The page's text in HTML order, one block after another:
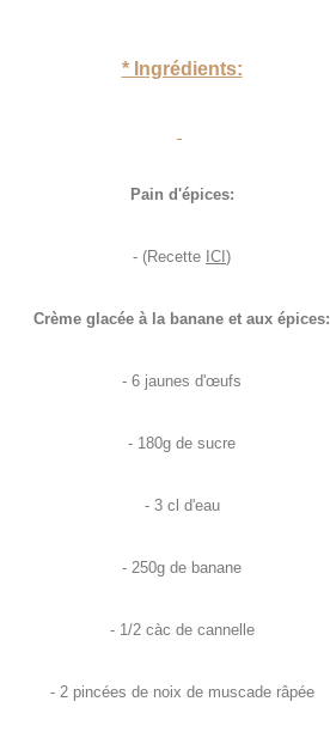
* Ingrédients:
Pain d'épices:
- (Recette ICI )
Crème glacée à la banane et aux épices:
- 6 jaunes d'œufs
- 180g de sucre
- 3 cl d'eau
- 250g de banane
- 1/2 càc de cannelle
- 2 pincées de noix de muscade râpée